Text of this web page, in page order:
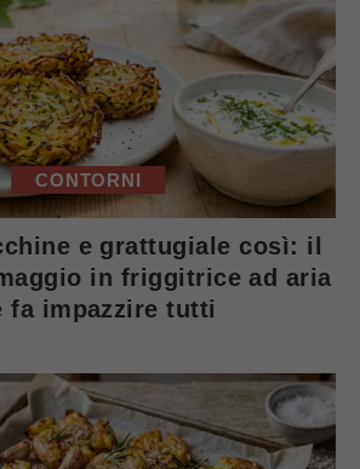
CONTORNI
e grattugiale così: il
in friggitrice ad aria
fa impazzire tutti